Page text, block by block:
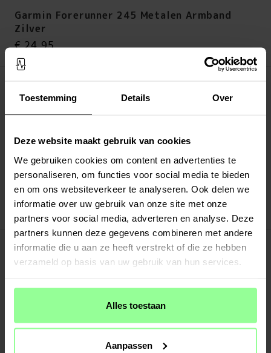
Toestemming Details Over
Deze website maakt gebruik van cookies
We gebruiken cookies om content en advertenties te
personaliseren, om functies voor social media te bieden
en om ons websiteverkeer te analyseren. Ook delen we
informatie over uw gebruik van onze site met onze
partners voor social media, adverteren en analyse. Deze
partners kunnen deze gegevens combineren met andere
informatie die u aan ze heeft verstrekt of die ze hebben
verzameld op basis van uw gebruik van hun services.
Alles toestaan
Aanpassen
Garmin Forerunner 245 Metalen Armband
Zilver
Prijs:€ 24,95
€ 24,95
Altijd gratis verzending
Veilig betalen met Klarna of Paypal
30 dagen retourrecht
Art number: 25358
PRODUCTBESCHRIJVING
geeft je smartwatch de uitstraling van een gewoon horloge. Inclusief
- Compleet met bevestigingsmechanisme - eenvoudig te bevestigen aan je